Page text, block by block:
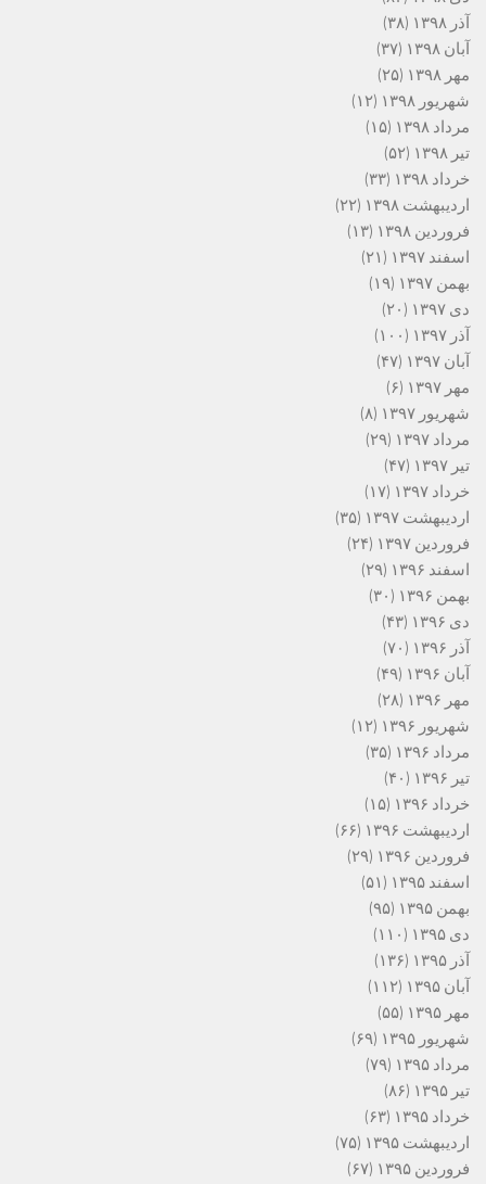
آذر ۱۳۹۸
(۳۸)
آبان ۱۳۹۸
(۳۷)
مهر ۱۳۹۸
(۲۵)
شهریور ۱۳۹۸
(۱۲)
مرداد ۱۳۹۸
(۱۵)
تیر ۱۳۹۸
(۵۲)
خرداد ۱۳۹۸
(۳۳)
اردیبهشت ۱۳۹۸
(۲۲)
فروردین ۱۳۹۸
(۱۳)
اسفند ۱۳۹۷
(۲۱)
بهمن ۱۳۹۷
(۱۹)
دی ۱۳۹۷
(۲۰)
آذر ۱۳۹۷
(۱۰۰)
آبان ۱۳۹۷
(۴۷)
مهر ۱۳۹۷
(۶)
شهریور ۱۳۹۷
(۸)
مرداد ۱۳۹۷
(۲۹)
تیر ۱۳۹۷
(۴۷)
خرداد ۱۳۹۷
(۱۷)
اردیبهشت ۱۳۹۷
(۳۵)
فروردین ۱۳۹۷
(۲۴)
اسفند ۱۳۹۶
(۲۹)
بهمن ۱۳۹۶
(۳۰)
دی ۱۳۹۶
(۴۳)
آذر ۱۳۹۶
(۷۰)
آبان ۱۳۹۶
(۴۹)
مهر ۱۳۹۶
(۲۸)
شهریور ۱۳۹۶
(۱۲)
مرداد ۱۳۹۶
(۳۵)
تیر ۱۳۹۶
(۴۰)
خرداد ۱۳۹۶
(۱۵)
اردیبهشت ۱۳۹۶
(۶۶)
فروردین ۱۳۹۶
(۲۹)
اسفند ۱۳۹۵
(۵۱)
بهمن ۱۳۹۵
(۹۵)
دی ۱۳۹۵
(۱۱۰)
آذر ۱۳۹۵
(۱۳۶)
آبان ۱۳۹۵
(۱۱۲)
مهر ۱۳۹۵
(۵۵)
شهریور ۱۳۹۵
(۶۹)
مرداد ۱۳۹۵
(۷۹)
تیر ۱۳۹۵
(۸۶)
خرداد ۱۳۹۵
(۶۳)
اردیبهشت ۱۳۹۵
(۷۵)
فروردین ۱۳۹۵
(۶۷)